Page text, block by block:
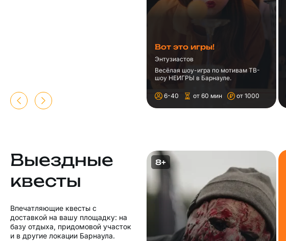
Вот это игры!
Энтузиастов
Весёлая шоу-игра по мотивам ТВ-
шоу НЕИГРЫ в Барнауле.
6-40 от 60 мин от 1000
Выездные
квесты
Впечатляющие квесты с
доставкой на вашу площадку: на
базу отдыха, придомовой участок
и в другие локации Барнаула.
8+